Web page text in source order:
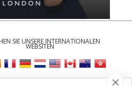
SIE UNSERE INTERNATIONALEN
WEBSITEN